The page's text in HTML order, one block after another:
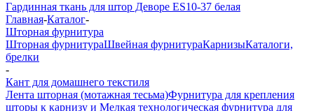
Гардинная ткань для штор Деворе ES10-37 белая
Главная-Каталог-
Шторная фурнитура
Шторная фурнитураШвейная фурнитураКарнизыКаталоги,
брелки
-
Кант для домашнего текстиля
Лента шторная (мотажная тесьма)Фурнитура для крепления
шторы к карнизу и Мелкая технологическая фурнитура для